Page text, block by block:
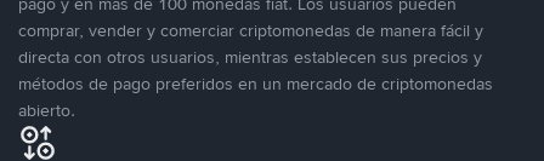
comprar, vender y comerciar criptomonedas de manera fácil y
directa con otros usuarios, mientras establecen sus precios y
métodos de pago preferidos en un mercado de criptomonedas
abierto.